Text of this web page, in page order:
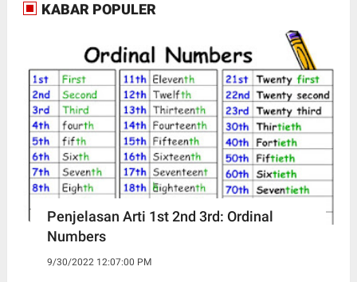
KABAR POPULER
Penjelasan Arti 1st 2nd 3rd: Ordinal
Numbers
9/30/2022 12:07:00 PM